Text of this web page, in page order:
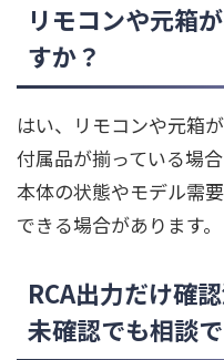
リモコンや元箱
すか？
はい、リモコンや元箱
付属品が揃っている場
本体の状態やモデル需
できる場合があります。
RCA出力だけ確
未確認でも相談